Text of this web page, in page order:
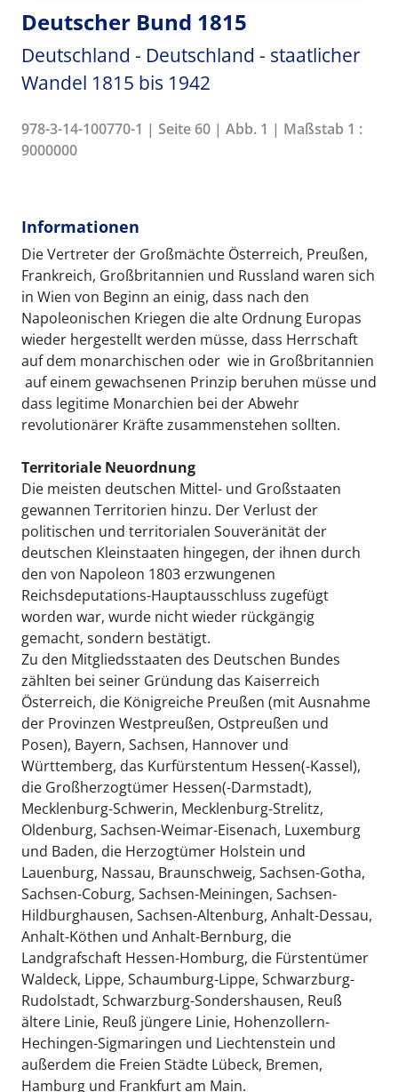
Deutscher Bund 1815
Deutschland - Deutschland - staatlicher
Wandel 1815 bis 1942
978-3-14-100770-1 | Seite 60 | Abb. 1 | Maßstab 1 :
9000000
Informationen
Die Vertreter der Großmächte Österreich, Preußen,
Frankreich, Großbritannien und Russland waren sich
in Wien von Beginn an einig, dass nach den
Napoleonischen Kriegen die alte Ordnung Europas
wieder hergestellt werden müsse, dass Herrschaft
auf dem monarchischen oder  wie in Großbritannien
 auf einem gewachsenen Prinzip beruhen müsse und
dass legitime Monarchien bei der Abwehr
revolutionärer Kräfte zusammenstehen sollten.
Territoriale Neuordnung
Die meisten deutschen Mittel- und Großstaaten
gewannen Territorien hinzu. Der Verlust der
politischen und territorialen Souveränität der
deutschen Kleinstaaten hingegen, der ihnen durch
den von Napoleon 1803 erzwungenen
Reichsdeputations-Hauptausschluss zugefügt
worden war, wurde nicht wieder rückgängig
gemacht, sondern bestätigt.
Zu den Mitgliedsstaaten des Deutschen Bundes
zählten bei seiner Gründung das Kaiserreich
Österreich, die Königreiche Preußen (mit Ausnahme
der Provinzen Westpreußen, Ostpreußen und
Posen), Bayern, Sachsen, Hannover und
Württemberg, das Kurfürstentum Hessen(-Kassel),
die Großherzogtümer Hessen(-Darmstadt),
Mecklenburg-Schwerin, Mecklenburg-Strelitz,
Oldenburg, Sachsen-Weimar-Eisenach, Luxemburg
und Baden, die Herzogtümer Holstein und
Lauenburg, Nassau, Braunschweig, Sachsen-Gotha,
Sachsen-Coburg, Sachsen-Meiningen, Sachsen-
Hildburghausen, Sachsen-Altenburg, Anhalt-Dessau,
Anhalt-Köthen und Anhalt-Bernburg, die
Landgrafschaft Hessen-Homburg, die Fürstentümer
Waldeck, Lippe, Schaumburg-Lippe, Schwarzburg-
Rudolstadt, Schwarzburg-Sondershausen, Reuß
ältere Linie, Reuß jüngere Linie, Hohenzollern-
Hechingen-Sigmaringen und Liechtenstein und
außerdem die Freien Städte Lübeck, Bremen,
Hamburg und Frankfurt am Main.